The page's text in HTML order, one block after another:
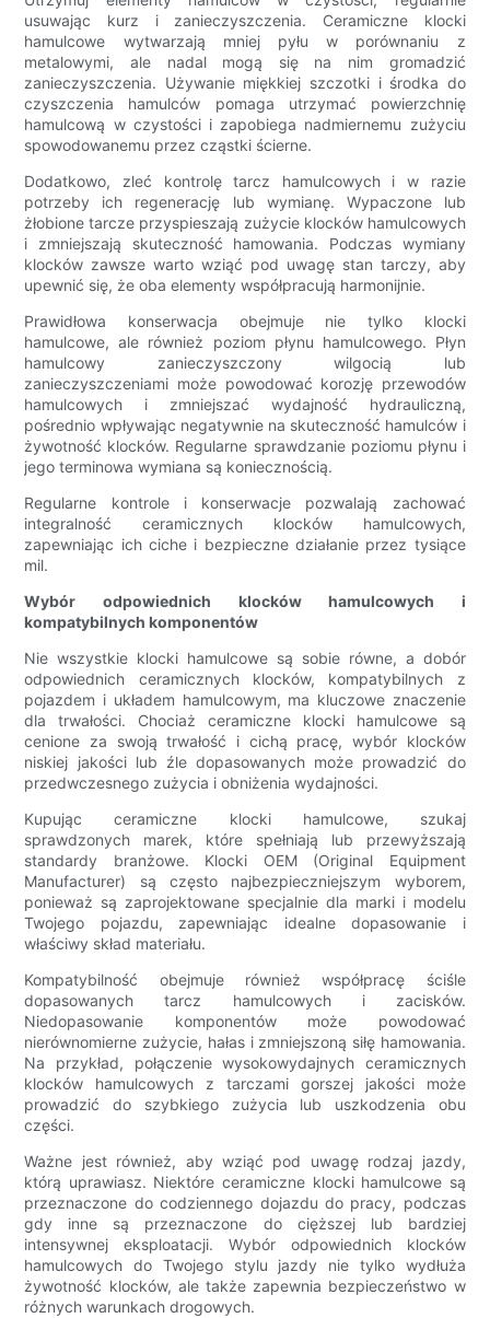
usuwając kurz i zanieczyszczenia. Ceramiczne klocki
hamulcowe wytwarzają mniej pyłu w porównaniu z
metalowymi, ale nadal mogą się na nim gromadzić
zanieczyszczenia. Używanie miękkiej szczotki i środka do
czyszczenia hamulców pomaga utrzymać powierzchnię
hamulcową w czystości i zapobiega nadmiernemu zużyciu
spowodowanemu przez cząstki ścierne.
Dodatkowo, zleć kontrolę tarcz hamulcowych i w razie
potrzeby ich regenerację lub wymianę. Wypaczone lub
żłobione tarcze przyspieszają zużycie klocków hamulcowych
i zmniejszają skuteczność hamowania. Podczas wymiany
klocków zawsze warto wziąć pod uwagę stan tarczy, aby
upewnić się, że oba elementy współpracują harmonijnie.
Prawidłowa konserwacja obejmuje nie tylko klocki
hamulcowe, ale również poziom płynu hamulcowego. Płyn
hamulcowy zanieczyszczony wilgocią lub
zanieczyszczeniami może powodować korozję przewodów
hamulcowych i zmniejszać wydajność hydrauliczną,
pośrednio wpływając negatywnie na skuteczność hamulców i
żywotność klocków. Regularne sprawdzanie poziomu płynu i
jego terminowa wymiana są koniecznością.
Regularne kontrole i konserwacje pozwalają zachować
integralność ceramicznych klocków hamulcowych,
zapewniając ich ciche i bezpieczne działanie przez tysiące
mil.
Wybór odpowiednich klocków hamulcowych i
kompatybilnych komponentów
Nie wszystkie klocki hamulcowe są sobie równe, a dobór
odpowiednich ceramicznych klocków, kompatybilnych z
pojazdem i układem hamulcowym, ma kluczowe znaczenie
dla trwałości. Chociaż ceramiczne klocki hamulcowe są
cenione za swoją trwałość i cichą pracę, wybór klocków
niskiej jakości lub źle dopasowanych może prowadzić do
przedwczesnego zużycia i obniżenia wydajności.
Kupując ceramiczne klocki hamulcowe, szukaj
sprawdzonych marek, które spełniają lub przewyższają
standardy branżowe. Klocki OEM (Original Equipment
Manufacturer) są często najbezpieczniejszym wyborem,
ponieważ są zaprojektowane specjalnie dla marki i modelu
Twojego pojazdu, zapewniając idealne dopasowanie i
właściwy skład materiału.
Kompatybilność obejmuje również współpracę ściśle
dopasowanych tarcz hamulcowych i zacisków.
Niedopasowanie komponentów może powodować
nierównomierne zużycie, hałas i zmniejszoną siłę hamowania.
Na przykład, połączenie wysokowydajnych ceramicznych
klocków hamulcowych z tarczami gorszej jakości może
prowadzić do szybkiego zużycia lub uszkodzenia obu
części.
Ważne jest również, aby wziąć pod uwagę rodzaj jazdy,
którą uprawiasz. Niektóre ceramiczne klocki hamulcowe są
przeznaczone do codziennego dojazdu do pracy, podczas
gdy inne są przeznaczone do cięższej lub bardziej
intensywnej eksploatacji. Wybór odpowiednich klocków
hamulcowych do Twojego stylu jazdy nie tylko wydłuża
żywotność klocków, ale także zapewnia bezpieczeństwo w
różnych warunkach drogowych.